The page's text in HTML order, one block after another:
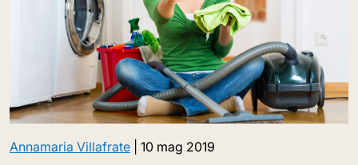
Annamaria Villafrate 10 mag 2019